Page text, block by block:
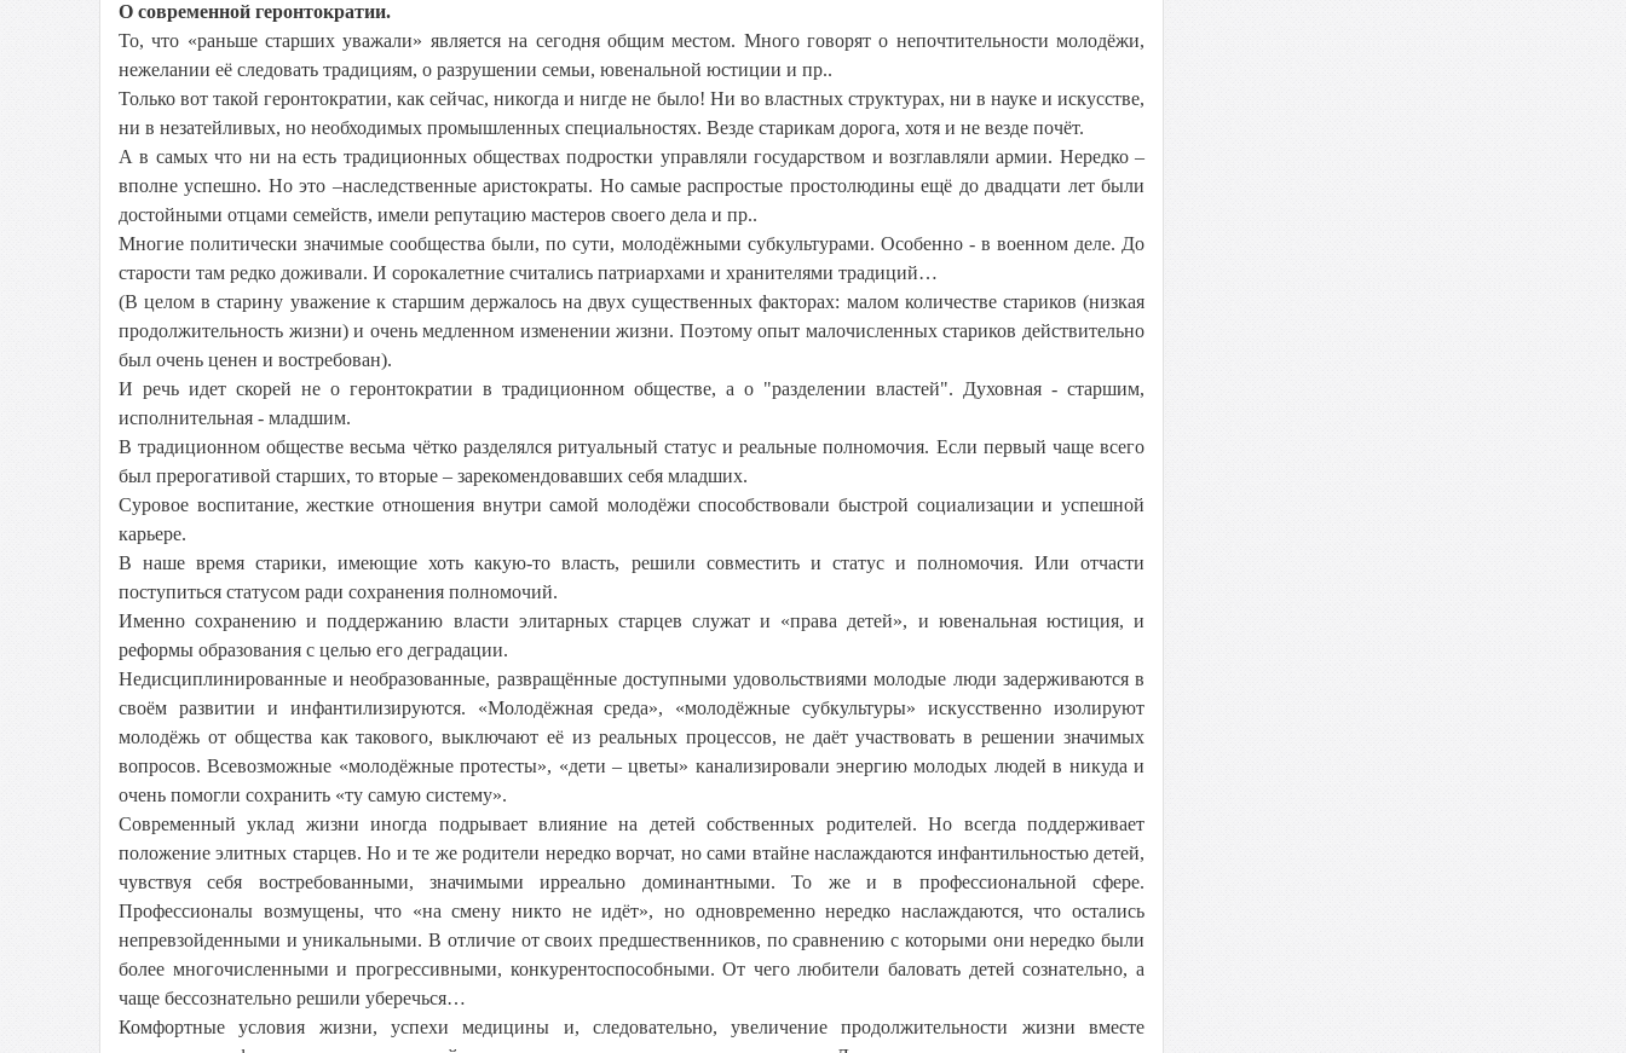
О современной геронтократии.
То, что «раньше старших уважали» является на сегодня общим местом. Много говорят о непочтительности молодёжи,
нежелании её следовать традициям, о разрушении семьи, ювенальной юстиции и пр..
Только вот такой геронтократии, как сейчас, никогда и нигде не было! Ни во властных структурах, ни в науке и искусстве,
ни в незатейливых, но необходимых промышленных специальностях. Везде старикам дорога, хотя и не везде почёт.
А в самых что ни на есть традиционных обществах подростки управляли государством и возглавляли армии. Нередко –
вполне успешно. Но это –наследственные аристократы. Но самые распростые простолюдины ещё до двадцати лет были
достойными отцами семейств, имели репутацию мастеров своего дела и пр..
Многие политически значимые сообщества были, по сути, молодёжными субкультурами. Особенно - в военном деле. До
старости там редко доживали. И сорокалетние считались патриархами и хранителями традиций…
(В целом в старину уважение к старшим держалось на двух существенных факторах: малом количестве стариков (низкая
продолжительность жизни) и очень медленном изменении жизни. Поэтому опыт малочисленных стариков действительно
был очень ценен и востребован).
И речь идет скорей не о геронтократии в традиционном обществе, а о "разделении властей". Духовная - старшим,
исполнительная - младшим.
В традиционном обществе весьма чётко разделялся ритуальный статус и реальные полномочия. Если первый чаще всего
был прерогативой старших, то вторые – зарекомендовавших себя младших.
Суровое воспитание, жесткие отношения внутри самой молодёжи способствовали быстрой социализации и успешной
карьере.
В наше время старики, имеющие хоть какую-то власть, решили совместить и статус и полномочия. Или отчасти
поступиться статусом ради сохранения полномочий.
Именно сохранению и поддержанию власти элитарных старцев служат и «права детей», и ювенальная юстиция, и
реформы образования с целью его деградации.
Недисциплинированные и необразованные, развращённые доступными удовольствиями молодые люди задерживаются в
своём развитии и инфантилизируются. «Молодёжная среда», «молодёжные субкультуры» искусственно изолируют
молодёжь от общества как такового, выключают её из реальных процессов, не даёт участвовать в решении значимых
вопросов. Всевозможные «молодёжные протесты», «дети – цветы» канализировали энергию молодых людей в никуда и
очень помогли сохранить «ту самую систему».
Современный уклад жизни иногда подрывает влияние на детей собственных родителей. Но всегда поддерживает
положение элитных старцев. Но и те же родители нередко ворчат, но сами втайне наслаждаются инфантильностью детей,
чувствуя себя востребованными, значимыми ирреально доминантными. То же и в профессиональной сфере.
Профессионалы возмущены, что «на смену никто не идёт», но одновременно нередко наслаждаются, что остались
непревзойденными и уникальными. В отличие от своих предшественников, по сравнению с которыми они нередко были
более многочисленными и прогрессивными, конкурентоспособными. От чего любители баловать детей сознательно, а
чаще бессознательно решили уберечься…
Комфортные условия жизни, успехи медицины и, следовательно, увеличение продолжительности жизни вместе